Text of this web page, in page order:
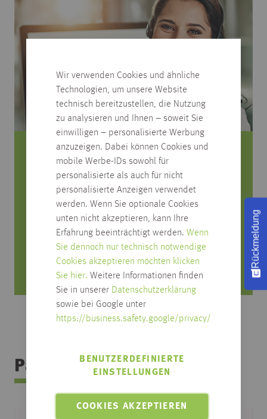
Wir verwenden Cookies und ähnliche
Technologien, um unsere Website
technisch bereitzustellen, die Nutzung
zu analysieren und Ihnen – soweit Sie
einwilligen – personalisierte Werbung
anzuzeigen. Dabei können Cookies und
mobile Werbe-IDs sowohl für
personalisierte als auch für nicht
personalisierte Anzeigen verwendet
werden. Wenn Sie optionale Cookies
unten nicht akzeptieren, kann Ihre
Erfahrung beeinträchtigt werden. Wenn
Sie dennoch nur technisch notwendige
Cookies akzeptieren möchten klicken
Sie hier. Weitere Informationen finden
Sie in unserer Datenschutzerklärung
sowie bei Google unter
https://business.safety.google/privacy/
COOKIES AKZEPTIEREN
BENUTZERDEFINIERTE
EINSTELLUNGEN
Sie haben Fragen zum Produkt?
Rufen Sie uns an, wir beraten Sie gerne!
0751/4004-545
produktfrage@habisreutinger.de
Samstag von 08:30 bis 12:30 Uhr
Passendes Zubehör
Rückmeldung